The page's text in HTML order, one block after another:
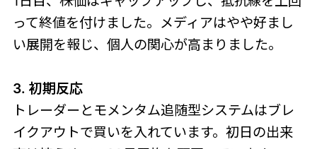
って終値を付けました。メディアはやや好まし
い展開を報じ、個人の関心が高まりました。
3. 初期反応
トレーダーとモメンタム追随型システムはブレ
イクアウトで買いを入れています。初日の出来